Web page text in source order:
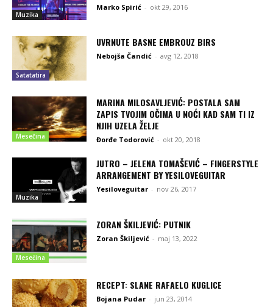
Muzika
Marko Spirić - okt 29, 2016
Satatatira
UVRNUTE BASNE EMBROUZ BIRS
Nebojša Čandić - avg 12, 2018
Mesečina
MARINA MILOSAVLJEVIĆ: POSTALA SAM
ZAPIS TVOJIM OČIMA U NOĆI KAD SAM TI IZ
NJIH UZELA ŽELJE
Đorđe Todorović - okt 20, 2018
Muzika
JUTRO – JELENA TOMAŠEVIĆ – FINGERSTYLE
ARRANGEMENT BY YESILOVEGUITAR
Yesiloveguitar - nov 26, 2017
Mesečina
ZORAN ŠKILJEVIĆ: PUTNIK
Zoran Škiljević - maj 13, 2022
RECEPT: SLANE RAFAELO KUGLICE
Bojana Pudar - jun 23, 2014